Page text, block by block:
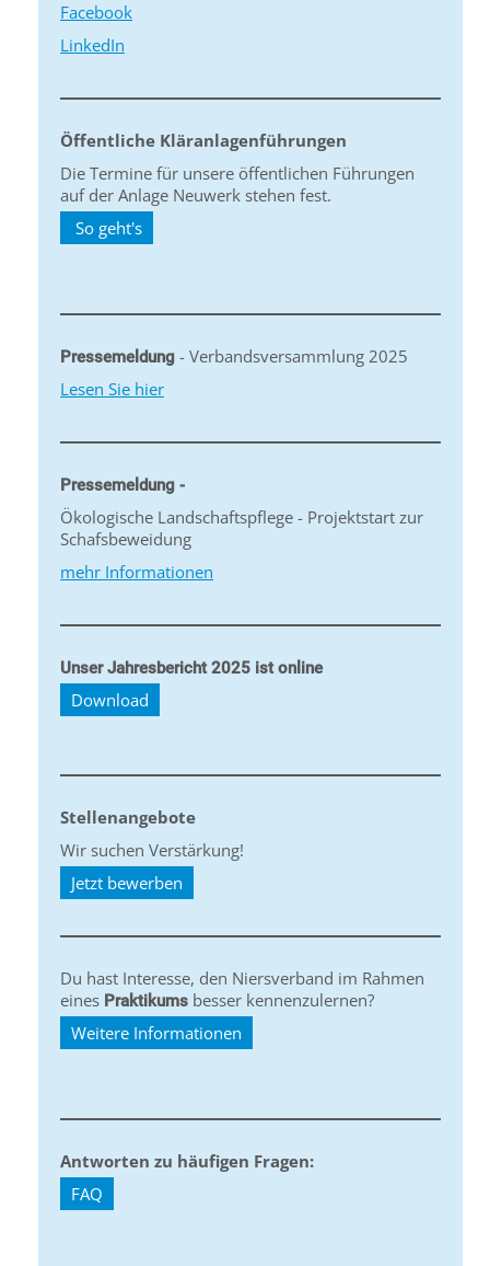
Facebook
LinkedIn
Öffentliche Kläranlagenführungen
Die Termine für unsere öffentlichen Führungen
auf der Anlage Neuwerk stehen fest.
So geht's
Pressemeldung - Verbandsversammlung 2025
Lesen Sie hier
Pressemeldung -
Ökologische Landschaftspflege - Projektstart zur
Schafsbeweidung
mehr Informationen
Unser Jahresbericht 2025 ist online
Download
Stellenangebote
Wir suchen Verstärkung!
Jetzt bewerben
Du hast Interesse, den Niersverband im Rahmen
eines Praktikums besser kennenzulernen?
Weitere Informationen
Antworten zu häufigen Fragen:
FAQ